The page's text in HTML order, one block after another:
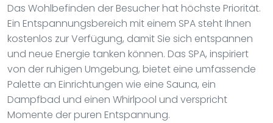
Das Wohlbefinden der Besucher hat höchste Priorität.
Ein Entspannungsbereich mit einem SPA steht Ihnen
kostenlos zur Verfügung, damit Sie sich entspannen
und neue Energie tanken können. Das SPA, inspiriert
von der ruhigen Umgebung, bietet eine umfassende
Palette an Einrichtungen wie eine Sauna, ein
Dampfbad und einen Whirlpool und verspricht
Momente der puren Entspannung.